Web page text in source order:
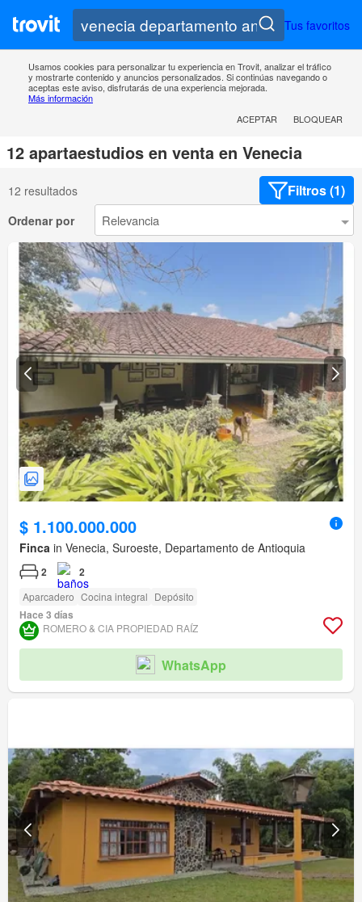
Tus favoritos
Usamos cookies para personalizar tu experiencia en Trovit, analizar el tráfico
y mostrarte contenido y anuncios personalizados. Si continúas navegando o
aceptas este aviso, disfrutarás de una experiencia mejorada.
Más información
ACEPTAR
BLOQUEAR
12 apartaestudios en venta en Venecia
12 resultados Filtros (1)
Ordenar por
$ 1.100.000.000
Finca in Venecia, Suroeste, Departamento de Antioquia
2 2
Aparcadero Cocina integral Depósito
Hace 3 días
ROMERO & CIA PROPIEDAD RAÍ­Z
WhatsApp